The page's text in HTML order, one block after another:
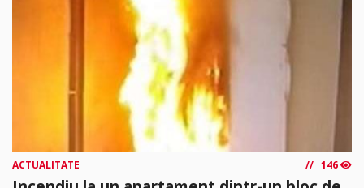
ACTUALITATE 146